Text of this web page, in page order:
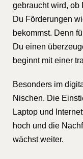
gebraucht wird, ob
Du Förderungen
bekommst. Denn
Du einen
beginnt mit einer
Besonders im
Nischen. Die
Laptop und
hoch und die
wächst weiter.